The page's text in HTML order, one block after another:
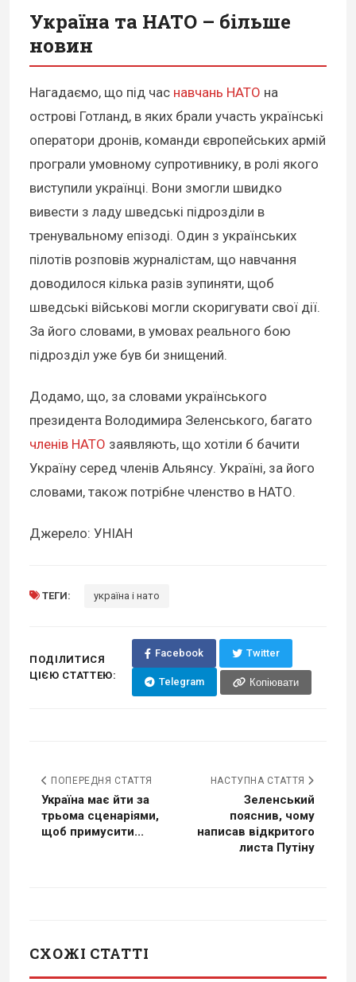
Україна та НАТО – більше
новин
Нагадаємо, що під час навчань НАТО на
острові Готланд, в яких брали участь українські
оператори дронів, команди європейських армій
програли умовному супротивнику, в ролі якого
виступили українці. Вони змогли швидко
вивести з ладу шведські підрозділи в
тренувальному епізоді. Один з українських
пілотів розповів журналістам, що навчання
доводилося кілька разів зупиняти, щоб
шведські військові могли скоригувати свої дії.
За його словами, в умовах реального бою
підрозділ уже був би знищений.
Додамо, що, за словами українського
президента Володимира Зеленського, багато
членів НАТО заявляють, що хотіли б бачити
Україну серед членів Альянсу. Україні, за його
словами, також потрібне членство в НАТО.
Джерело: УНІАН
ТЕГИ: україна і нато
ПОДІЛИТИСЯ
ЦІЄЮ СТАТТЕЮ:
Facebook Twitter
Telegram Копіювати
ПОПЕРЕДНЯ СТАТТЯ
Україна має йти за
трьома сценаріями,
щоб примусити...
НАСТУПНА СТАТТЯ
Зеленський
пояснив, чому
написав відкритого
листа Путіну
СХОЖІ СТАТТІ